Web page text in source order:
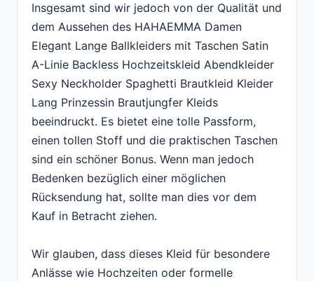
Insgesamt sind wir jedoch von der Qualität und
dem Aussehen des HAHAEMMA Damen
Elegant Lange Ballkleiders mit Taschen Satin
A-Linie Backless Hochzeitskleid Abendkleider
Sexy Neckholder Spaghetti Brautkleid Kleider
Lang Prinzessin Brautjungfer Kleids
beeindruckt. Es bietet eine tolle Passform,
einen tollen Stoff und die praktischen Taschen
sind ein schöner Bonus. Wenn man jedoch
Bedenken bezüglich einer möglichen
Rücksendung hat, sollte man dies vor dem
Kauf in Betracht ziehen.
Wir glauben, dass dieses Kleid für besondere
Anlässe wie Hochzeiten oder formelle